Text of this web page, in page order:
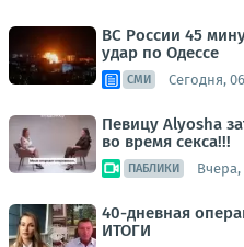
ВС России 45
удар по Одессе
СМИ Сегодня,
Певицу Alyosha
во время секса!!!
ПАБЛИКИ Вчера,
40-дневная
ИТОГИ